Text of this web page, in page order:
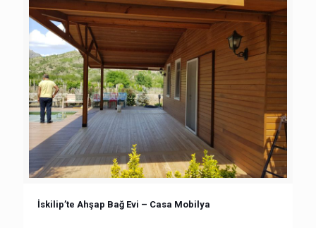
İskilip’te Ahşap Bağ Evi – Casa Mobilya